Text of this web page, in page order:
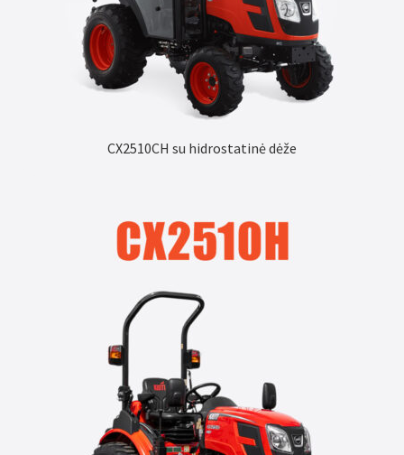
CX2510CH su hidrostatinė dėže